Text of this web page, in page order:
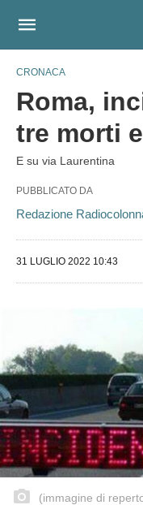
CRONACA
Roma,
tre morti
E su via Laurentina
PUBBLICATO DA
Redazione
31 LUGLIO 2022 10:43
(immagine di